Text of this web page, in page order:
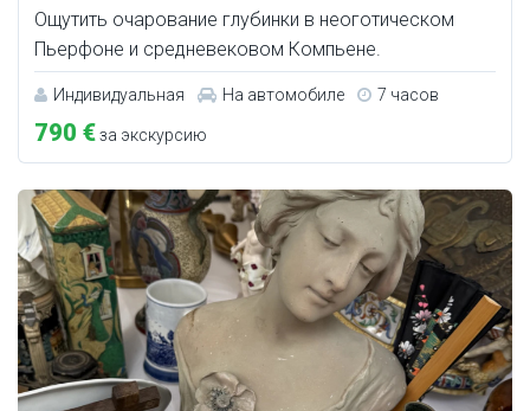
Ощутить очарование глубинки в неоготическом
Пьерфоне и средневековом Компьене.
Индивидуальная На автомобиле 7 часов
790 €за экскурсию